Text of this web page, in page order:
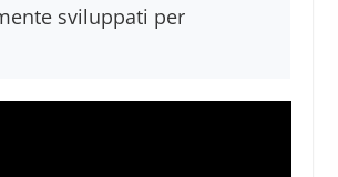
sviluppati per